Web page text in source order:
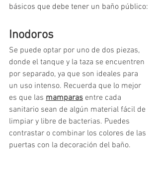
básicos que debe tener un baño público:
Inodoros
Se puede optar por uno de dos piezas,
donde el tanque y la taza se encuentren
por separado, ya que son ideales para
un uso intenso. Recuerda que lo mejor
es que las mamparas entre cada
sanitario sean de algún material fácil de
limpiar y libre de bacterias. Puedes
contrastar o combinar los colores de las
puertas con la decoración del baño.